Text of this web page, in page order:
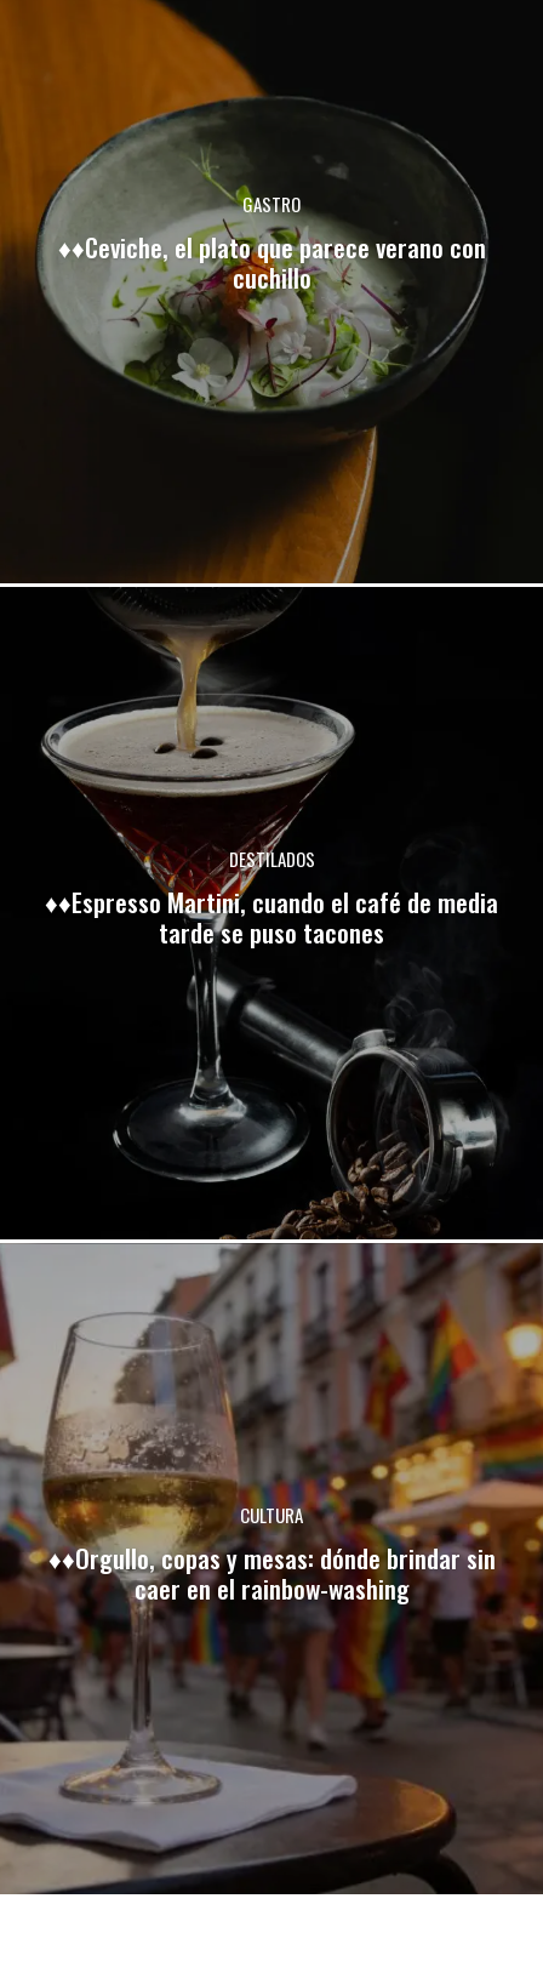
GASTRO
♦♦Ceviche, el plato que parece verano con
cuchillo
DESTILADOS
♦♦Espresso Martini, cuando el café de media
tarde se puso tacones
CULTURA
♦♦Orgullo, copas y mesas: dónde brindar sin
caer en el rainbow-washing